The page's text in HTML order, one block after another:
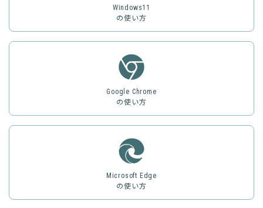
Windows11
の使い方
Google Chrome
の使い方
Microsoft Edge
の使い方